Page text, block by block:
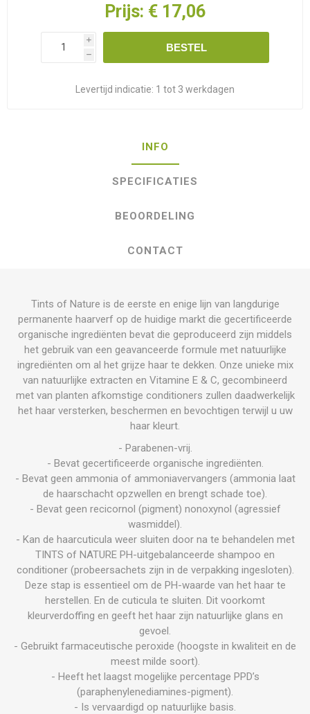
Prijs: € 17,06
i
h
BESTEL
Levertijd indicatie: 1 tot 3 werkdagen
INFO
SPECIFICATIES
BEOORDELING
CONTACT
Tints of Nature is de eerste en enige lijn van langdurige
permanente haarverf op de huidige markt die gecertificeerde
organische ingrediënten bevat die geproduceerd zijn middels
het gebruik van een geavanceerde formule met natuurlijke
ingrediënten om al het grijze haar te dekken. Onze unieke mix
van natuurlijke extracten en Vitamine E & C, gecombineerd
met van planten afkomstige conditioners zullen daadwerkelijk
het haar versterken, beschermen en bevochtigen terwijl u uw
haar kleurt.
- Parabenen-vrij.
- Bevat gecertificeerde organische ingrediënten.
- Bevat geen ammonia of ammoniavervangers (ammonia laat
de haarschacht opzwellen en brengt schade toe).
- Bevat geen recicornol (pigment) nonoxynol (agressief
wasmiddel).
- Kan de haarcuticula weer sluiten door na te behandelen met
TINTS of NATURE PH-uitgebalanceerde shampoo en
conditioner (probeersachets zijn in de verpakking ingesloten).
Deze stap is essentieel om de PH-waarde van het haar te
herstellen. En de cuticula te sluiten. Dit voorkomt
kleurverdoffing en geeft het haar zijn natuurlijke glans en
gevoel.
- Gebruikt farmaceutische peroxide (hoogste in kwaliteit en de
meest milde soort).
- Heeft het laagst mogelijke percentage PPD’s
(paraphenylenediamines-pigment).
- Is vervaardigd op natuurlijke basis.